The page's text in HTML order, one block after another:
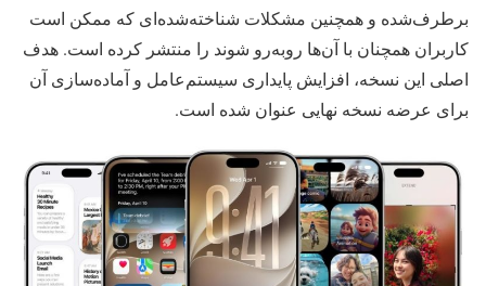
برطرف‌شده و همچنین مشکلات شناخته‌شده‌ای که ممکن است
کاربران همچنان با آن‌ها روبه‌رو شوند را منتشر کرده است. هدف
اصلی این نسخه، افزایش پایداری سیستم‌عامل و آماده‌سازی آن
برای عرضه نسخه نهایی عنوان شده است.